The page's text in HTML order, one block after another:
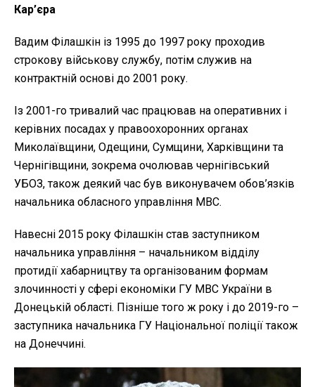
Кар’єра
Вадим Філашкін із 1995 до 1997 року проходив
строкову військову службу, потім служив на
контрактній основі до 2001 року.
Із 2001-го тривалий час працював на оперативних і
керівних посадах у правоохоронних органах
Миколаївщини, Одещини, Сумщини, Харківщини та
Чернігівщини, зокрема очолював чернігівський
УБОЗ, також деякий час був виконувачем обов’язків
начальника обласного управління МВС.
Навесні 2015 року Філашкін став заступником
начальника управління – начальником відділу
протидії хабарництву та організованим формам
злочинності у сфері економіки ГУ МВС України в
Донецькій області. Пізніше того ж року і до 2019-го –
заступника начальника ГУ Національної поліції також
на Донеччині.